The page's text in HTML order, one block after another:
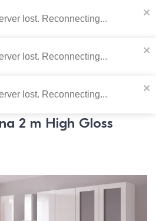
078 222 273 RU
0
bucatarie Bucatarii
2 m High Gloss
lost. Reconnecting...
lost. Reconnecting...
lost. Reconnecting...